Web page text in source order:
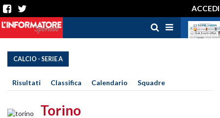
ACCEDI
CALCIO - SERIE A
Risultati Classifica Calendario Squadre
Torino